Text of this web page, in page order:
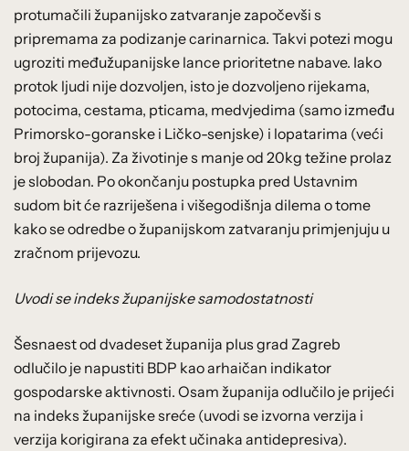
protumačili županijsko zatvaranje započevši s
pripremama za podizanje carinarnica. Takvi potezi mogu
ugroziti međužupanijske lance prioritetne nabave. Iako
protok ljudi nije dozvoljen, isto je dozvoljeno rijekama,
potocima, cestama, pticama, medvjedima (samo između
Primorsko-goranske i Ličko-senjske) i lopatarima (veći
broj županija). Za životinje s manje od 20kg težine prolaz
je slobodan. Po okončanju postupka pred Ustavnim
sudom bit će razriješena i višegodišnja dilema o tome
kako se odredbe o županijskom zatvaranju primjenjuju u
zračnom prijevozu.
Uvodi se indeks županijske samodostatnosti
Šesnaest od dvadeset županija plus grad Zagreb
odlučilo je napustiti BDP kao arhaičan indikator
gospodarske aktivnosti. Osam županija odlučilo je prijeći
na indeks županijske sreće (uvodi se izvorna verzija i
verzija korigirana za efekt učinaka antidepresiva).